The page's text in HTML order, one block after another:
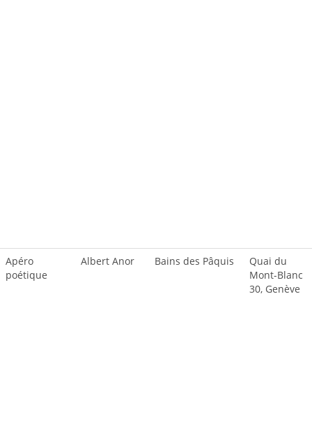
Apéro
poétique
Albert Anor Bains des Pâquis
Quai du
Mont-Blanc
30, Genève